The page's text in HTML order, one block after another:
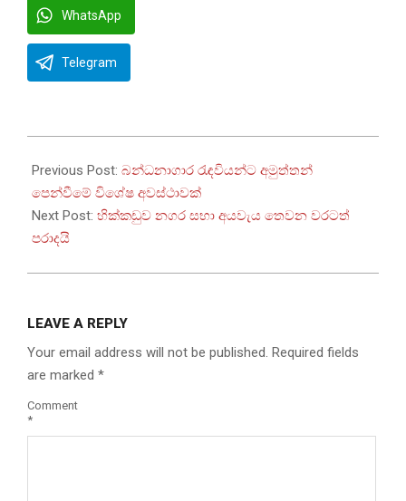
WhatsApp
Telegram
12-
25
Previous Post: බන්ධනාගාර රැඳවියන්ට අමුත්තන්
පෙන්වීමේ විශේෂ අවස්ථාවක්
Next Post: හික්කඩුව නගර සභා අයවැය තෙවන වරටත්
පරාදයි
LEAVE A REPLY
Your email address will not be published. Required fields
are marked *
Comment
*